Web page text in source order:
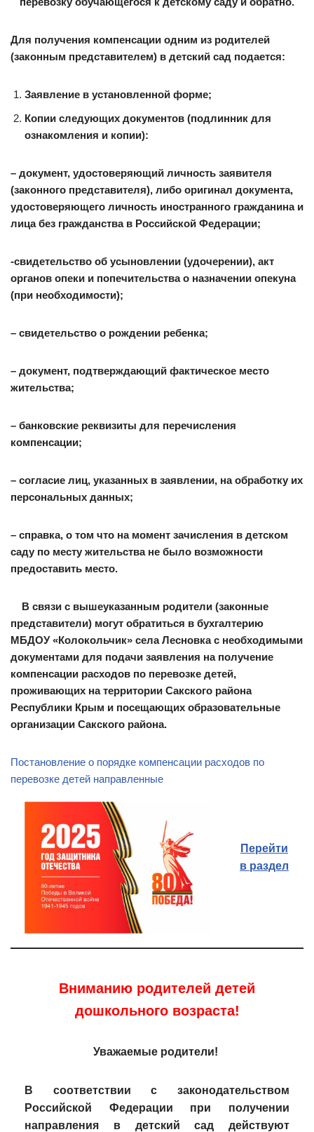
Для получения компенсации одним из родителей
(законным представителем) в детский сад подается:
Заявление в установленной форме;
Копии следующих документов (подлинник для
ознакомления и копии):
– документ, удостоверяющий личность заявителя
(законного представителя), либо оригинал документа,
удостоверяющего личность иностранного гражданина и
лица без гражданства в Российской Федерации;
-свидетельство об усыновлении (удочерении), акт
органов опеки и попечительства о назначении опекуна
(при необходимости);
– свидетельство о рождении ребенка;
– документ, подтверждающий фактическое место
жительства;
– банковские реквизиты для перечисления
компенсации;
– согласие лиц, указанных в заявлении, на обработку их
персональных данных;
– справка, о том что на момент зачисления в детском
саду по месту жительства не было возможности
предоставить место.
В связи с вышеуказанным родители (законные
представители) могут обратиться в бухгалтерию
МБДОУ «Колокольчик» села Лесновка с необходимыми
документами для подачи заявления на получение
компенсации расходов по перевозке детей,
проживающих на территории Сакского района
Республики Крым и посещающих образовательные
организации Сакского района.
Постановление о порядке компенсации расходов по
перевозке детей направленные
Перейти
в раздел
Вниманию родителей детей
дошкольного возраста!
Уважаемые родители!
В соответствии с законодательством
Российской Федерации при получении
направления в детский сад действуют